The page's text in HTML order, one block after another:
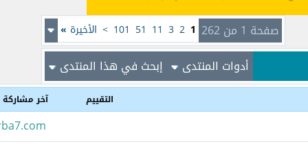
صفحة 1 من 262 1
2
3
11
51
101
> الأخيرة »
أدوات المنتدى إبحث في هذا المنتدى
التقييم آخر مشاركة